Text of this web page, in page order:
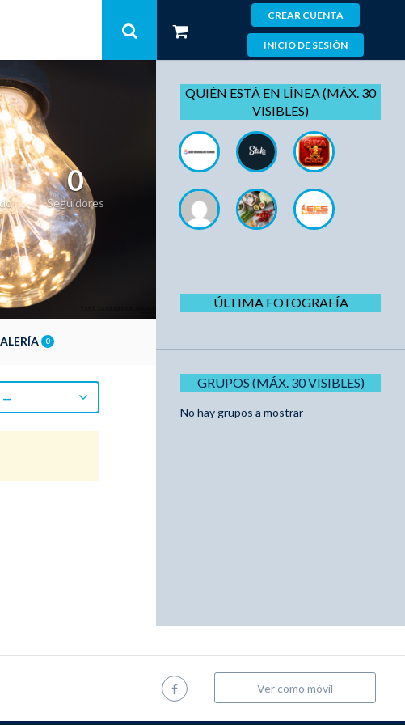
CREAR CUENTA
INICIO DE SESIÓN
0
Seguidores
0
—
QUIÉN ESTÁ EN LÍNEA (MÁX. 30
VISIBLES)
ÚLTIMA FOTOGRAFÍA
GRUPOS (MÁX. 30 VISIBLES)
No hay grupos a mostrar